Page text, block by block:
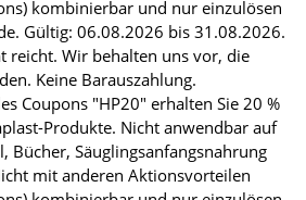
kombinierbar und nur einzulösen
Gültig: 06.08.2026 bis 31.08.2026.
reicht. Wir behalten uns vor, die
Keine Barauszahlung.
Coupons "HP20" erhalten Sie 20 %
Produkte. Nicht anwendbar auf
Bücher, Säuglingsanfangsnahrung
mit anderen Aktionsvorteilen